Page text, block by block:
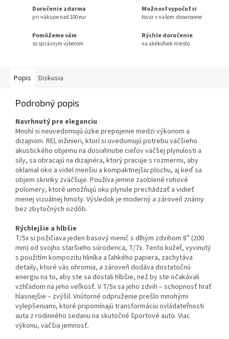
Doručenie zdarma
pri nákupe nad 100 eur
Možnosť vypočuť si
tovar v našom showroome
Pomôžeme vám
so správnym výberom
Rýchle doručenie
na akékoľvek miesto
Popis Diskusia
Podrobný popis
Navrhnutý pre eleganciu
Mnohí si neuvedomujú úzke prepojenie medzi výkonom a
dizajnom. REL inžinieri, ktorí si uvedomujú potrebu väčšieho
akustického objemu na dosiahnutie cieľov väčšej plynulosti a
sily, sa obracajú na dizajnéra, ktorý pracuje s rozmermi, aby
oklamal oko a videl menšiu a kompaktnejšiu plochu, aj keď sa
objem skrinky zväčšuje. Používa jemne zaoblené rohové
polomery, ktoré umožňujú oku plynule prechádzať a vidieť
menej vizuálnej hmoty. Výsledok je moderný a zároveň známy
bez zbytočných ozdôb.
Rýchlejšie a hlbšie
T/5x si požičiava jeden basový menič s dlhým zdvihom 8” (200
mm) od svojho staršieho súrodenca, T/7x. Tento kužeľ, vyvinutý
s použitím kompozitu hliníka a ľahkého papiera, zachytáva
detaily, ktoré vás ohromia, a zároveň dodáva dostatočnú
energiu na to, aby ste sa dostali hlbšie, než by ste očakávali
vzhľadom na jeho veľkosť. V T/5x sa jeho zdvih – schopnosť hrať
hlasnejšie – zvýšil. Vnútorné odpruženie prešlo mnohými
vylepšeniami, ktoré pripomínajú transformáciu ovládateľnosti
auta z rodinného sedanu na skutočné športové auto. Viac
výkonu, väčšia jemnosť.